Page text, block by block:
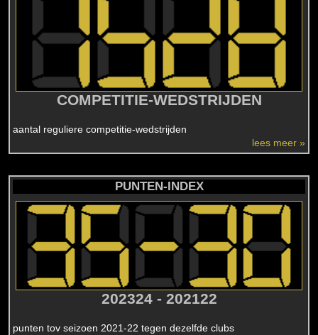
COMPETITIE-WEDSTRIJDEN
aantal reguliere competitie-wedstrijden
lees meer »
PUNTEN-INDEX
202324 - 202122
punten tov seizoen 2021-22 tegen dezelfde clubs